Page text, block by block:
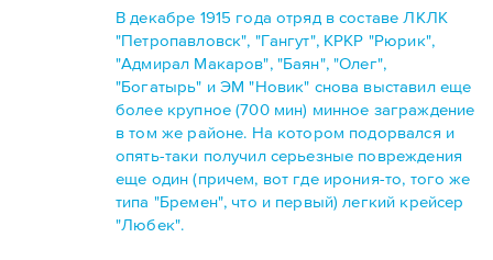
В декабре 1915 года отряд в составе ЛКЛК
"Петропавловск", "Гангут", КРКР "Рюрик",
"Адмирал Макаров", "Баян", "Олег",
"Богатырь" и ЭМ "Новик" снова выставил еще
более крупное (700 мин) минное заграждение
в том же районе. На котором подорвался и
опять-таки получил серьезные повреждения
еще один (причем, вот где ирония-то, того же
типа "Бремен", что и первый) легкий крейсер
"Любек".